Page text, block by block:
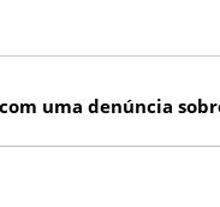
uma denúncia